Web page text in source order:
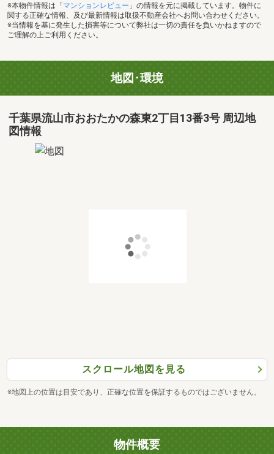
※本物件情報は「 マンションレビュー 」の情報を元に掲載しています。物件に
関する正確な情報、及び最新情報は取扱不動産会社へお問い合わせください。
※当情報を基に発生した損害等について弊社は一切の責任を負いかねますので
ご理解の上ご利用ください。
地図･環境
千葉県流山市おおたかの森東2丁目13番3号 周辺地
図情報
スクロール地図を見る
※地図上の位置は目安であり、正確な位置を保証するものではございません。
物件概要